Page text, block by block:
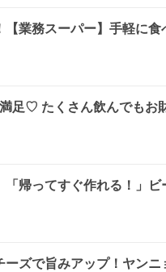
業務スーパー】手軽に
足♡ たくさん飲んでもお
「帰ってすぐ作れる！」
ーズで旨みアップ！ヤン